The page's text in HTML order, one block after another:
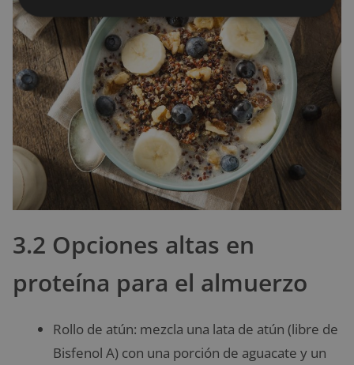
3.2 Opciones altas en
proteína para el almuerzo
Rollo de atún: mezcla una lata de atún (libre de
Bisfenol A) con una porción de aguacate y un